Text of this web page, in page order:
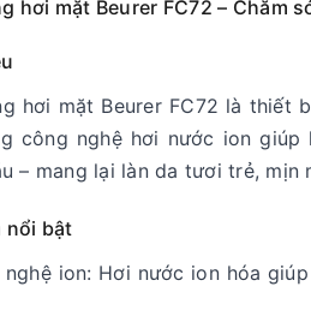
hơi mặt Beurer FC72 – Chăm
hơi mặt Beurer FC72 là thiết
công nghệ hơi nước ion
– mang lại làn da tươi trẻ, mịn
nổi bật
nghệ ion: Hơi nước ion hóa